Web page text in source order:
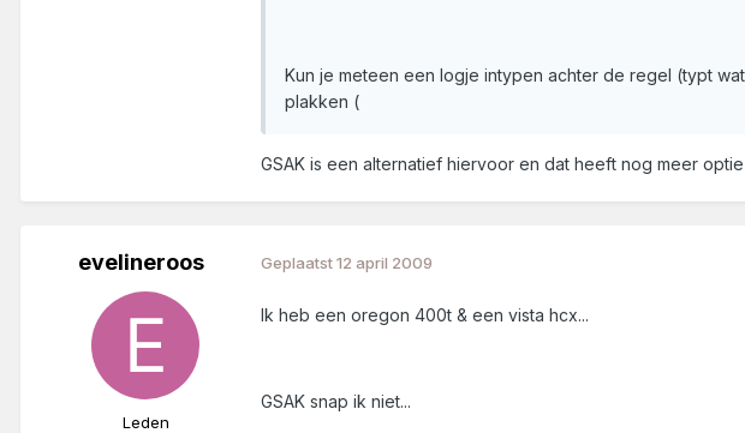
Kun je meteen een logje intypen achter de regel (typt
plakken (
GSAK is een alternatief hiervoor en dat heeft nog meer
evelineroos
Leden
Geplaatst12 april 2009
Ik heb een oregon 400t & een vista hcx...
GSAK snap ik niet...